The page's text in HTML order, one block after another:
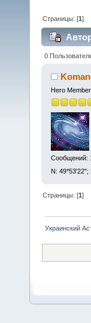
Страницы: [1]
0
Hero Member
Сообщений:
N: 49*53'22";
Страницы: [1]
Украинский